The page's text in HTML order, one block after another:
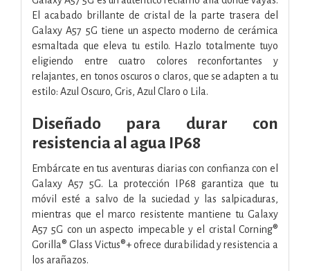
El acabado brillante de cristal de la parte trasera del
Galaxy A57 5G tiene un aspecto moderno de cerámica
esmaltada que eleva tu estilo. Hazlo totalmente tuyo
eligiendo entre cuatro colores reconfortantes y
relajantes, en tonos oscuros o claros, que se adapten a tu
estilo: Azul Oscuro, Gris, Azul Claro o Lila.
Diseñado para durar con
resistencia al agua IP68
Embárcate en tus aventuras diarias con confianza con el
Galaxy A57 5G. La protección IP68 garantiza que tu
móvil esté a salvo de la suciedad y las salpicaduras,
mientras que el marco resistente mantiene tu Galaxy
A57 5G con un aspecto impecable y el cristal Corning®
Gorilla® Glass Victus®+ ofrece durabilidad y resistencia a
los arañazos.